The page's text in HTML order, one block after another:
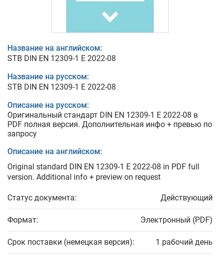
Название на английском:
STB DIN EN 12309-1 E 2022-08
Название на русском:
STB DIN EN 12309-1 E 2022-08
Описание на русском:
Оригинальный стандарт DIN EN 12309-1 E 2022-08 в
PDF полная версия. Дополнительная инфо + превью по
запросу
Описание на английском:
Original standard DIN EN 12309-1 E 2022-08 in PDF full
version. Additional info + preview on request
Статус документа: Действующий
Формат: Электронный (PDF)
Срок поставки (немецкая версия): 1 рабочий день